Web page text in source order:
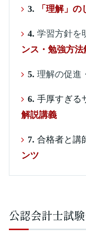
3. 「理解」
4. 学習方針を
ンス・勉強方
5. 理解の促進
6. 手厚すぎる
解説講義
7. 合格者と講
ンツ
公認会計士試